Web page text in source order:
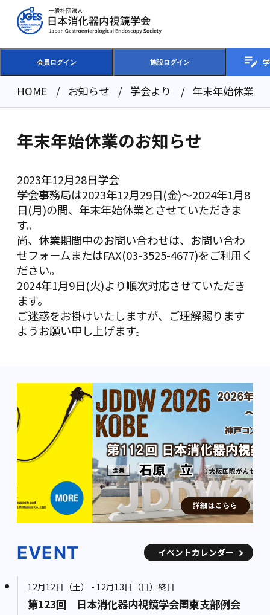
会員ログイン 施設ログイン
HOME お知らせ 学会より 年末年始休業の
2023年12月28日学会
年末年始休業のお知らせ
学会事務局は2023年12月29日(金)～2024年1月8
日(月)の間、年末年始休業とさせていただきま
す。
尚、休業期間中のお問い合わせは、 お問い合わ
せフォームまたはFAX(03-3525-4677)をご利用く
ださい。
2024年1月9日(火)より順次対応させていただき
ます。
ご迷惑をお掛けいたしますが、ご理解賜ります
ようお願い申し上げます。
EVENT イベントカレンダー
12月12日（土） - 12月13日（日）終日
第123回 日本消化器内視鏡学会関東支部例会